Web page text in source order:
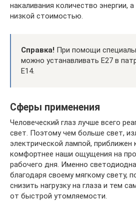
накаливания количество энергии,
низкой стоимостью.
Справка! При помощи
можно устанавливать E27 в
E14.
Сферы применения
Человеческий глаз лучше всего
свет. Поэтому чем больше свет,
электрической лампой, приближен
комфортнее наши ощущения на
рабочего дня. Именно
благодаря своему мягкому свету,
снизить нагрузку на глаза и тем
от быстрой утомляемости.